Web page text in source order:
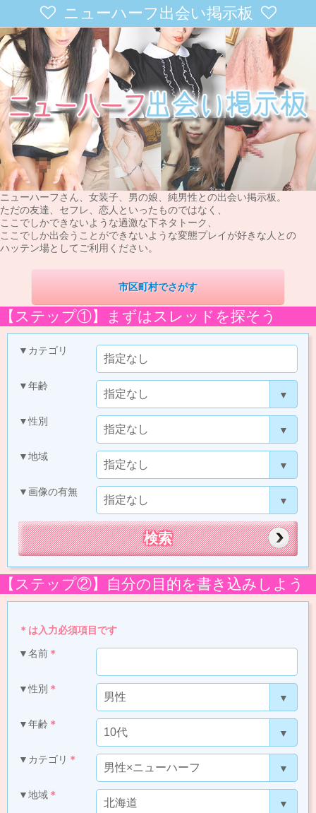
ニューハーフ出会い掲示板
ニューハーフさん、女装子、男の娘、純男性との出会い掲示板。
ただの友達、セフレ、恋人といったものではなく、
ここでしかできないような過激な下ネタトーク、
ここでしか出会うことができないような変態プレイが好きな人との
ハッテン場としてご利用ください。
市区町村でさがす
【ステップ①】まずはスレッドを探そう
▼カテゴリ
▼年齢
▼性別
▼地域
▼画像の有無
【ステップ②】自分の目的を書き込みしよう
＊は入力必須項目です
▼名前 ＊
▼性別 ＊
▼年齢 ＊
▼カテゴリ ＊
▼地域 ＊